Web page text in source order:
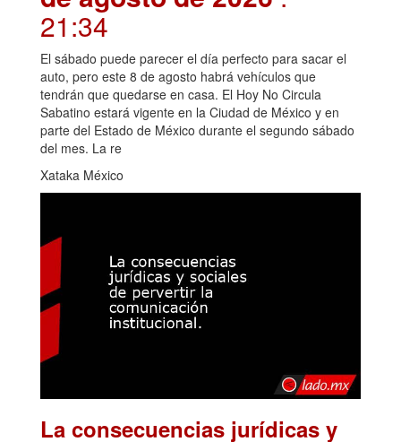
21:34
El sábado puede parecer el día perfecto para sacar el
auto, pero este 8 de agosto habrá vehículos que
tendrán que quedarse en casa. El Hoy No Circula
Sabatino estará vigente en la Ciudad de México y en
parte del Estado de México durante el segundo sábado
del mes. La re
Xataka México
La consecuencias jurídicas y